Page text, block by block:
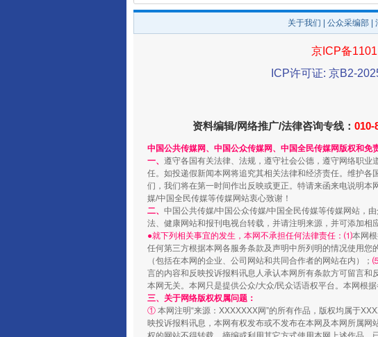
千年窑火 生生不息
关于我们 公众采编部
京ICP备
ICP许可证: 京B2-
资料编辑/网络推广/法律咨询专线： 010-
中国公共传媒网、中国公众传媒网、中国全民传媒网版权和免
一、 遵守各国有关法律、法规，遵守社会公德，遵守网络职
任。如投递假新闻本网将追究其相关法律和经济责任。维护
们，我们将在第一时间作出反映或更正。特请来函来电说明
媒/中国全民传媒等传媒网站衷心致谢！
二、 中国公共传媒/中国公众传媒/中国全民传媒等传媒网站，
法、健康网站和报刊电视台转载，并请注明来源，并可添加相
●就下列相关事宜的发生，本网不承担任何法律责任：⑴本网
任何第三方根据本网各服务条款及声明中所列明的情况使用您
（包括在本网的企业、公司网站和共同合作者的网站在内）；
言的内容和反映投诉报料讯息人承认本网所有条款方可留言
本网无关。本网只是提供公众/大众/民众话语权平台。本网根
三、关于网络版权权属问题：
① 本网注明“来源：XXXXXXX网”的所有作品，版权均属于
映投诉报料讯息，本网有权发布或不发布在本网及本网所属